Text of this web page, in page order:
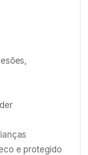
e protegido